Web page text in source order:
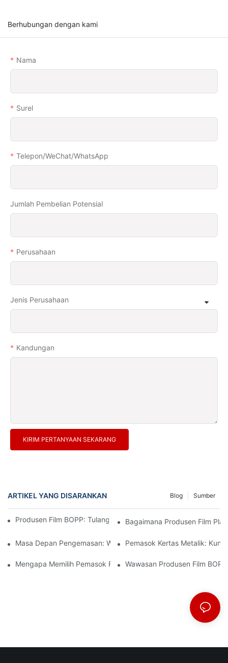
Berhubungan dengan kami
Nama
Surel
Telepon/WeChat/WhatsApp
Jumlah Pembelian Potensial
Perusahaan
Jenis Perusahaan
Kandungan
KIRIM PERTANYAAN SEKARANG
ARTIKEL YANG DISARANKAN Sumber
Blog
Produsen Film BOPP: Tulang Punggung Kemasan Fleksibel
Bagaimana Produsen Film
Masa Depan Pengemasan: Wawasan Dari Produsen Material
Pemasok Kertas Metalik:
Mengapa Memilih Pemasok Film BOPP Yang Tepat Penting
Wawasan Produsen Film